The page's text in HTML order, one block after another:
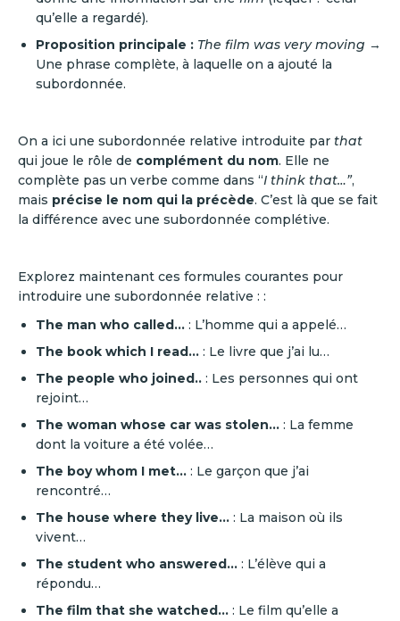
qu’elle a regardé).
Proposition principale : The film was very moving →
Une phrase complète, à laquelle on a ajouté la
subordonnée.
On a ici une subordonnée relative introduite par that
qui joue le rôle de complément du nom. Elle ne
complète pas un verbe comme dans “I think that…”,
mais précise le nom qui la précède. C’est là que se fait
la différence avec une subordonnée complétive.
Explorez maintenant ces formules courantes pour
introduire une subordonnée relative : :
The man who called... : L’homme qui a appelé…
The book which I read... : Le livre que j’ai lu…
The people who joined.. : Les personnes qui ont
rejoint…
The woman whose car was stolen... : La femme
dont la voiture a été volée…
The boy whom I met... : Le garçon que j’ai
rencontré…
The house where they live... : La maison où ils
vivent…
The student who answered... : L’élève qui a
répondu…
The film that she watched... : Le film qu’elle a